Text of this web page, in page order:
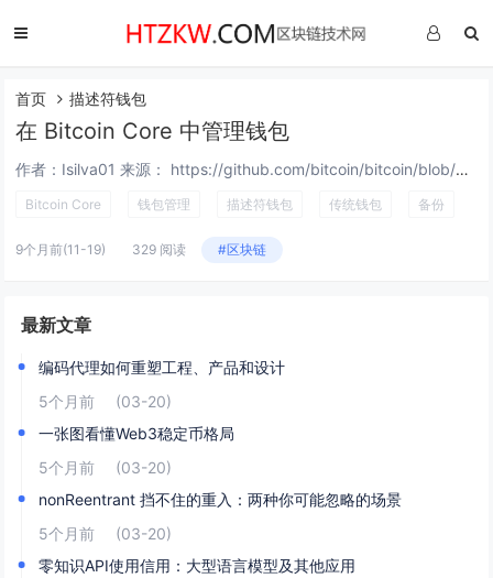
首页 描述符钱包
在 Bitcoin Core 中管理钱包
作者：Isilva01 来源： https://github.com/bitcoin/bitcoin/blob/master/doc/managing-wallets.md 编者注：Bitcoin Core 软件一向搭配了钱包...
Bitcoin Core 钱包管理 描述符钱包 传统钱包 备份
9个月前(11-19) 329 阅读 #区块链
最新文章
编码代理如何重塑工程、产品和设计
5个月前
(03-20)
一张图看懂Web3稳定币格局
5个月前
(03-20)
nonReentrant 挡不住的重入：两种你可能忽略的场景
5个月前
(03-20)
零知识API使用信用：大型语言模型及其他应用